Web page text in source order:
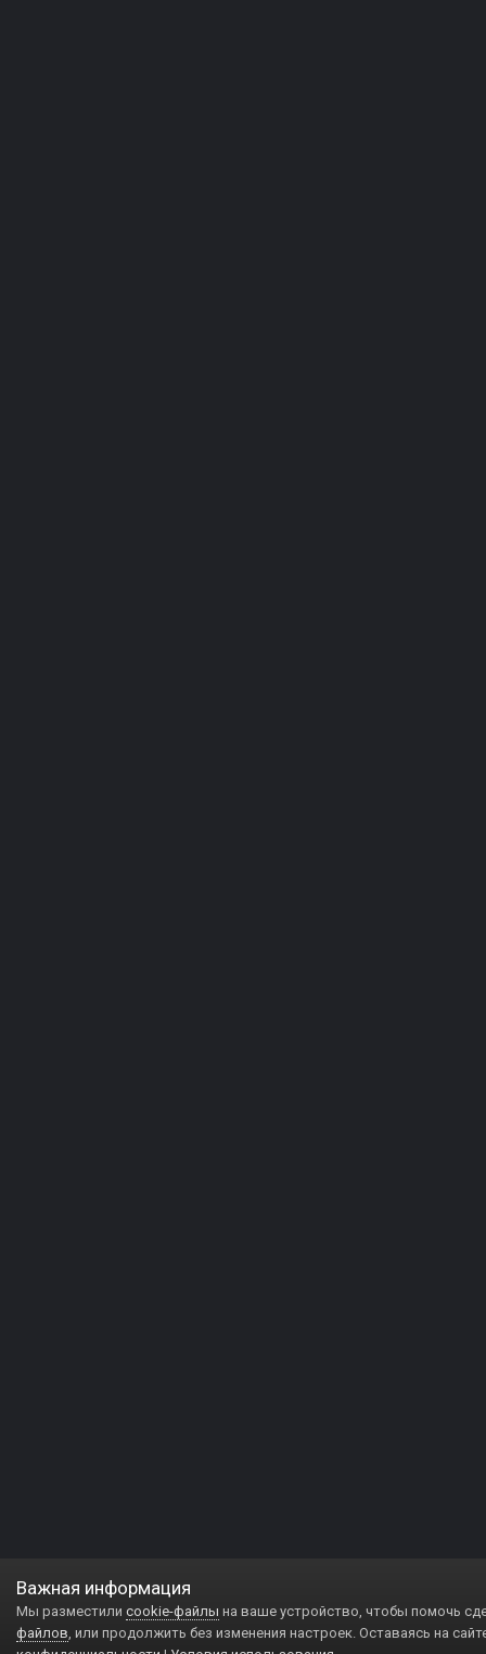
Важная информация
Мы разместили cookie-файлы на ваше устройство, чтобы помочь
файлов, или продолжить без изменения настроек. Оставаясь на